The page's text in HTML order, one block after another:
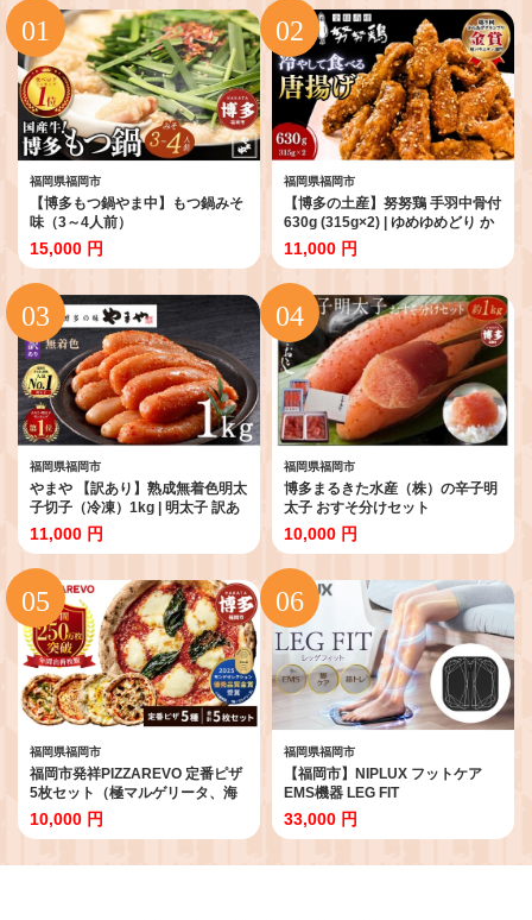
福岡県福岡市
【博多もつ鍋やま中】もつ鍋みそ
味（3～4人前）
15,000 円
福岡県福岡市
【博多の土産】努努鶏 手羽中骨付
630g (315g×2) | ゆめゆめどり か
ら揚げ からあげ 唐あげ 肉 お肉 鶏
肉 鳥肉 とり肉 手羽 博多 お土産
手土産 福岡 ご当地 おつまみ おか
ず お取り寄せ グルメ 福岡県 福岡
市 冷凍 お惣菜 お弁当 つまみ
11,000 円
福岡県福岡市
やまや 【訳あり】熟成無着色明太
子切子（冷凍）1kg | 明太子 訳あ
り 辛子明太子 めんたいこ 無着色
切れ子 バラ子 理由あり 家庭用 明
太 海鮮 大容量 小分け 便利 福岡県
福岡市 福岡 博多 九州
11,000 円
福岡県福岡市
博多まるきた水産（株）の辛子明
太子 おすそ分けセット
10,000 円
福岡県福岡市
福岡市発祥PIZZAREVO 定番ピザ
5枚セット（極マルゲリータ、海
鮮トマトバジル、クワトロ・ビア
ンカ、クワトロ・ロッソ、アラビ
10,000 円
福岡県福岡市
【福岡市】NIPLUX フットケア
EMS機器 LEG FIT
33,000 円